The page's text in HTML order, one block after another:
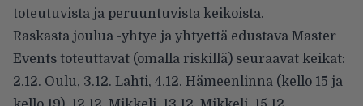
toteutuvista ja peruuntuvista keikoista.
Raskasta joulua -yhtye ja yhtyettä edustava Master
Events toteuttavat (omalla riskillä) seuraavat keikat:
2.12. Oulu, 3.12. Lahti, 4.12. Hämeenlinna (kello 15 ja